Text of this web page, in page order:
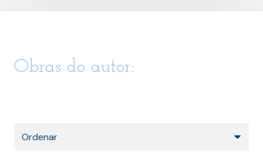
Obras do autor: